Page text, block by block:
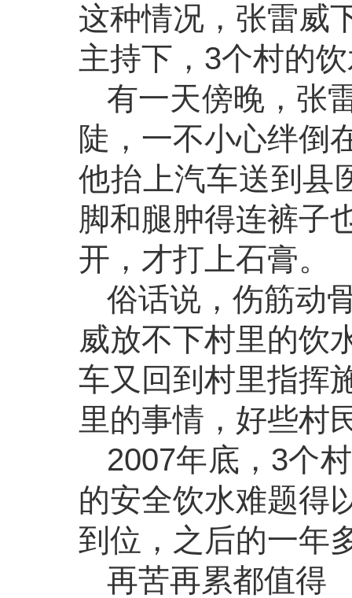
这种情况，张雷威
主持下，3个村的
有一天傍晚，张
陡，一不小心绊倒
他抬上汽车送到县
脚和腿肿得连裤子
开，才打上石膏。
俗话说，伤筋动
威放不下村里的饮
车又回到村里指挥
里的事情，好些村
2007年底，3个
的安全饮水难题得
到位，之后的一年
再苦再累都值得